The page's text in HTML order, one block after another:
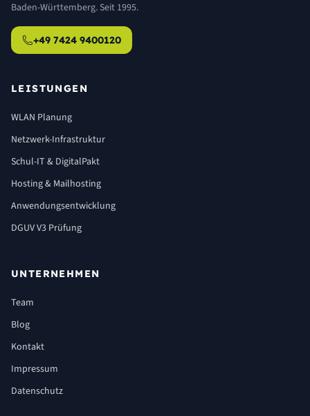
Baden-Württemberg. Seit 1995.
+49 7424 9400120
LEISTUNGEN
WLAN Planung
Netzwerk-Infrastruktur
Schul-IT & DigitalPakt
Hosting & Mailhosting
Anwendungsentwicklung
DGUV V3 Prüfung
UNTERNEHMEN
Team
Blog
Kontakt
Impressum
Datenschutz